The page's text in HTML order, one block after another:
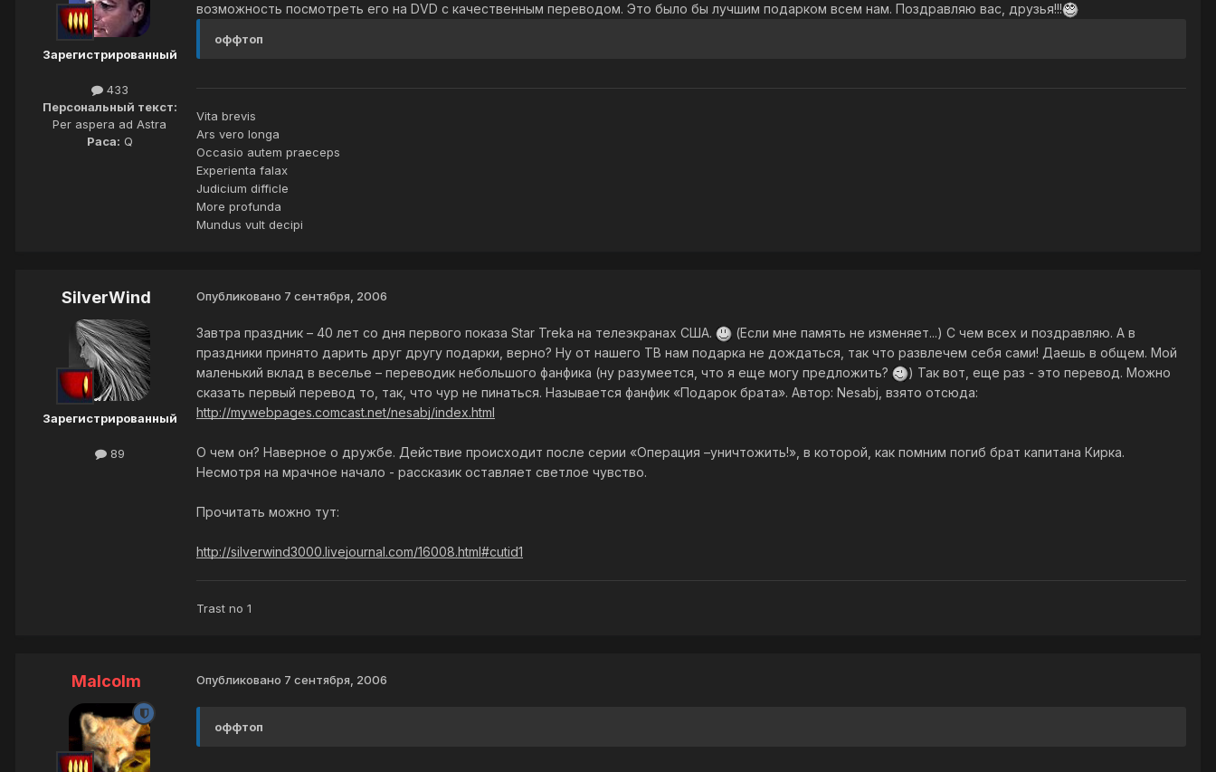
Зарегистрированный
433
Персональный текст:
Per aspera ad Astra
Раса: Q
возможность посмотреть его на DVD с качественным переводом. Это было бы лучшим подарком всем нам. Поздравляю вас, друзья!!!
оффтоп
Vita brevis
Ars vero longa
Occasio autem praeceps
Experienta falax
Judicium difficle
More profunda
Mundus vult decipi
SilverWind
Зарегистрированный
89
Опубликовано 7 сентября, 2006
Завтра праздник – 40 лет со дня первого показа Star Treka на телеэкранах США.
(Если мне память не изменяет...) С чем всех и поздравляю. А в
праздники принято дарить друг другу подарки, верно? Ну от нашего ТВ нам подарка не дождаться, так что развлечем себя сами! Даешь в общем. Мой
маленький вклад в веселье – переводик небольшого фанфика (ну разумеется, что я еще могу предложить?
) Так вот, еще раз - это перевод. Можно
сказать первый перевод то, так, что чур не пинаться. Называется фанфик «Подарок брата». Автор: Nesabj, взято отсюда:
http://mywebpages.comcast.net/nesabj/index.html
О чем он? Наверное о дружбе. Действие происходит после серии «Операция –уничтожить!», в которой, как помним погиб брат капитана Кирка.
Несмотря на мрачное начало - рассказик оставляет светлое чувство.
Прочитать можно тут:
http://silverwind3000.livejournal.com/16008.html#cutid1
Trast no 1
Malcolm Опубликовано 7 сентября, 2006
оффтоп